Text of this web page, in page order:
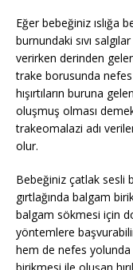
Eğer bebeğiniz ıslığa
burnundaki sıvı
verirken derinden
trake borusunda nefes
hışırtıların buruna
oluşmuş olması
trakeomalazi adı
olur.
Bebeğiniz çatlak sesli
gırtlağında balgam
balgam sökmesi için
yöntemlere
hem de nefes yolunda